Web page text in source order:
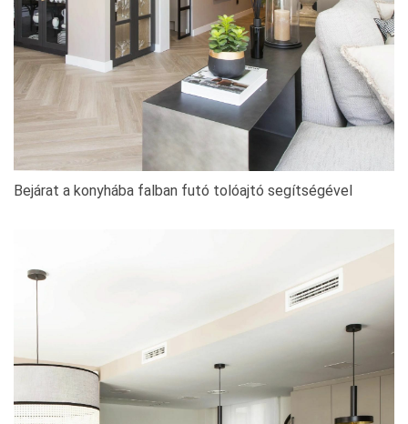
Bejárat a konyhába falban futó tolóajtó segítségével